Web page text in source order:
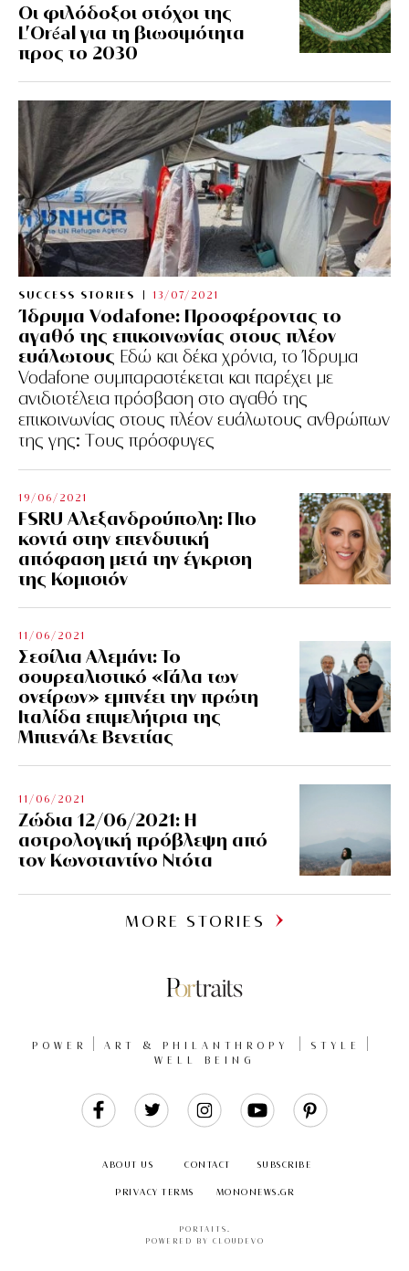
Οι φιλόδοξοι στόχοι της
L’Oréal για τη βιωσιμότητα
προς το 2030
SUCCESS STORIES 13/07/2021
Ίδρυμα Vodafone: Προσφέροντας το
αγαθό της επικοινωνίας στους πλέον
ευάλωτους Εδώ και δέκα χρόνια, το Ίδρυμα
Vodafone συμπαραστέκεται και παρέχει με
ανιδιοτέλεια πρόσβαση στο αγαθό της
επικοινωνίας στους πλέον ευάλωτους ανθρώπων
της γης: Tους πρόσφυγες
19/06/2021
FSRU Αλεξανδρούπολη: Πιο
κοντά στην επενδυτική
απόφαση μετά την έγκριση
της Κομισιόν
11/06/2021
Σεσίλια Αλεμάνι: Το
σουρεαλιστικό «Γάλα των
ονείρων» εμπνέει την πρώτη
Ιταλίδα επιμελήτρια της
Μπιενάλε Βενετίας
11/06/2021
Ζώδια 12/06/2021: Η
αστρολογική πρόβλεψη από
τον Κωνσταντίνο Ντότα
MORE STORIES
POWER ART & PHILANTHROPY
STYLE
WELL BEING
ABOUT US CONTACT SUBSCRIBE
PRIVACY TERMS MONONEWS.GR
PORTAITS .
POWERED BY CLOUDEVO